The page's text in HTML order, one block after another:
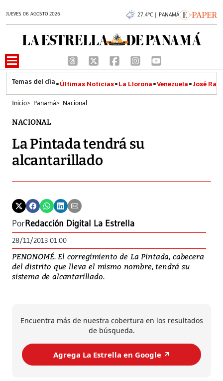
JUEVES 06 AGOSTO 2026 27.4°C | PANAMÁ
Últimas Noticias La Llorona Venezuela José
Inicio> Panamá> Nacional
NACIONAL
La Pintada tendrá su
alcantarillado
PorRedacción Digital La Estrella
28/11/2013 01:00
PENONOMÉ. El corregimiento de La Pintada, cabecera
del distrito que lleva el mismo nombre, tendrá su
sistema de alcantarillado.
Encuentra más de nuestra cobertura en los resultados
de búsqueda.
Agrega La Estrella en Google ↗️